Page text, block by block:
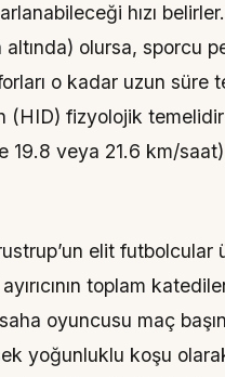
hızı
olursa, sporcu
o kadar uzun süre
(HID) fizyolojik temelidir
19.8 veya 21.6 km/
elit futbolcular
toplam
oyuncusu maç
yoğunluklu koşu